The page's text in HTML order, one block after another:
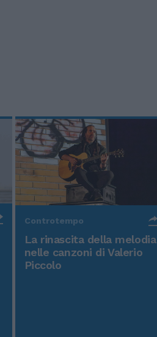
Controtempo
La rinascita della melodia
nelle canzoni di Valerio
Piccolo